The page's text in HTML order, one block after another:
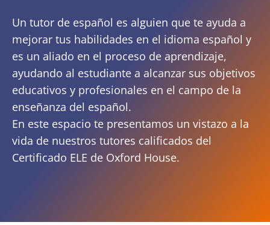
Un tutor de español es alguien que te ayuda a
mejorar tus habilidades en el idioma español y
es un aliado en el proceso de aprendizaje,
ayudando al estudiante a alcanzar sus objetivos
educativos y profesionales en el campo de la
enseñanza del español.
En este espacio te presentamos un vistazo a la
vida de nuestros tutores calificados del
Certificado ELE de Oxford House.